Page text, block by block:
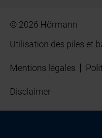
© 2026 Hörmann
Utilisation des piles et
Mentions légales
Disclaimer